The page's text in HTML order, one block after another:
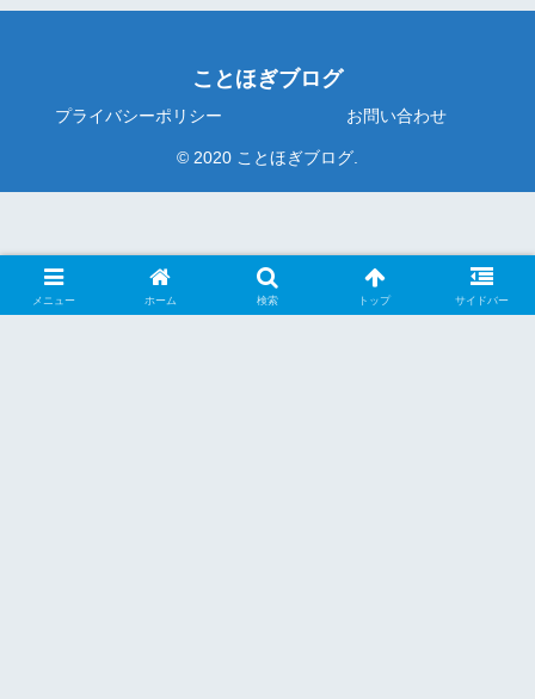
ことほぎブログ
プライバシーポリシー お問い合わせ
© 2020 ことほぎブログ.
メニュー ホーム 検索 トップ サイドバー